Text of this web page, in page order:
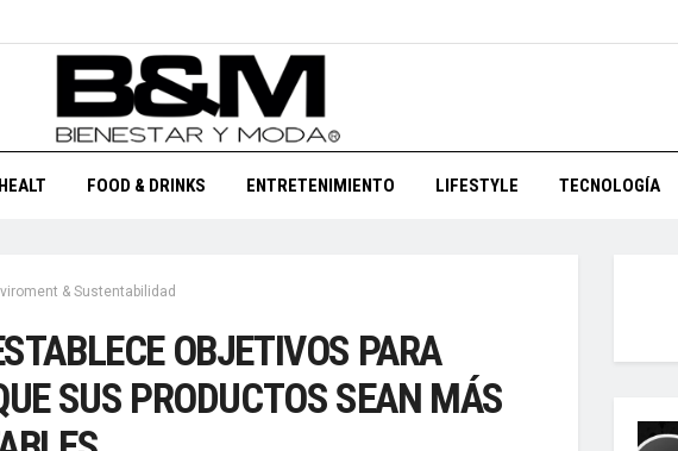
FOOD & DRINKS ENTRETENIMIENTO LIFESTYLE TECNOLOGÍA
& Sustentabilidad
OBJETIVOS PARA
SUS PRODUCTOS SEAN MÁS